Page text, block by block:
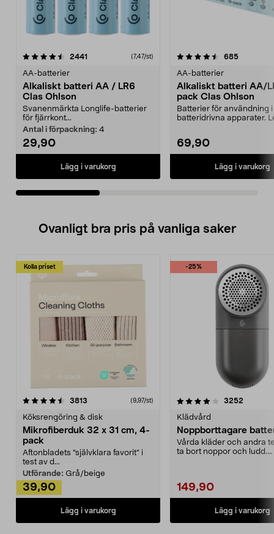
2441 (7,47/st)
AA-batterier
Alkaliskt batteri AA / LR6
Clas Ohlson
Svanenmärkta Longlife-batterier
för fjärrkont...
Antal i förpackning: 4
29,90
Lägg i varukorg
4.5av 5 stjärnor 685
AA-batterier
Alkaliskt batteri AA/
pack Clas Ohlson
Batterier för användning
batteridrivna apparater.
69,90
Lägg i varukorg
4.5av 5 stjärnor
Ovanligt bra pris på vanliga saker
Kolla priset
3813 (9,97/st)
Köksrengöring & disk
Mikrofiberduk 32 x 31 cm, 4-
pack
Aftonbladets "självklara favorit” i
test av d...
Utförande: Grå/beige
39,90
Lägg i varukorg
-25%
4.0av 5 stjärnor 3252
Klädvård
Noppborttagare
Vårda kläder och andra
ta bort noppor och ludd.
149,90
Lägg i varukorg
4.5av 5 stjärnor